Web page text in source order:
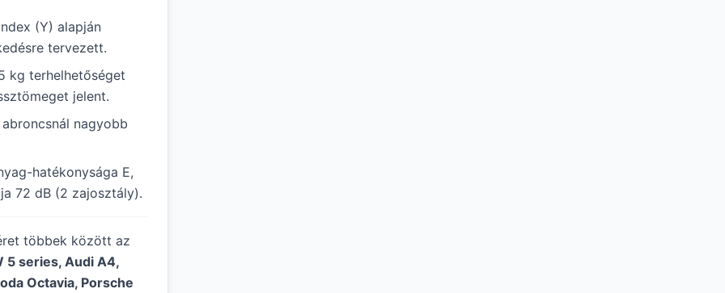
(Y) alapján
tervezett.
kg terhelhetőséget
jelent.
nagyobb
hatékonysága E,
72 dB (2 zajosztály).
többek között az
5 series, Audi A4,
Octavia, Porsche